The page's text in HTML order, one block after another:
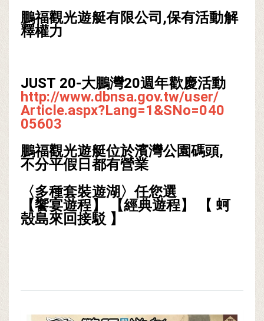
鵬福觀光遊艇有限公司,保有活動解
釋權力
JUST 20-大鵬灣20週年歡慶活動
http://www.dbnsa.gov.tw/user/
Article.aspx?Lang=1&SNo=040
05603
鵬福觀光遊艇位於濱灣公園碼頭,
不分平假日都有營業
〈多種套裝遊湖〉任您選
【饗宴遊程】 【經典遊程】 【 蚵
殼島來回接駁 】